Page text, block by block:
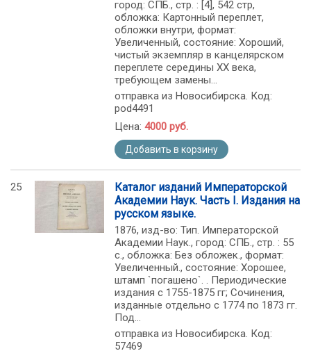
город: СПБ., стр. : [4], 542 стр,
обложка: Картонный переплет,
обложки внутри, формат:
Увеличенный, состояние: Хороший,
чистый экземпляр в канцелярском
переплете середины ХХ века,
требующем замены...
отправка из Новосибирска. Код:
pod4491
Цена: 4000 руб.
Добавить в корзину
25
Каталог изданий Императорской
Академии Наук. Часть I. Издания на
русском языке.
1876, изд-во: Тип. Императорской
Академии Наук., город: СПБ., стр. : 55
с., обложка: Без обложек., формат:
Увеличенный., состояние: Хорошее,
штамп `погашено`. . Периодические
издания с 1755-1875 гг; Сочинения,
изданные отдельно с 1774 по 1873 гг.
Под...
отправка из Новосибирска. Код:
57469